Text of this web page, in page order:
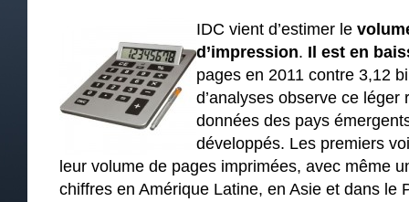
IDC vient d’estimer le
d’impression. Il est en
pages en 2011 contre 3,12
d’analyses observe ce
données des pays
développés. Les premiers
leur volume de pages imprimées, avec même
chiffres en Amérique Latine, en Asie et dans le